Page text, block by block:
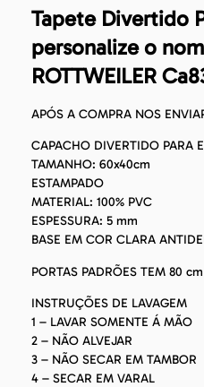
Tapete Divertido
personalize o
ROTTWEILER
APÓS A COMPRA NOS
CAPACHO DIVERTIDO PARA
TAMANHO: 60x40cm
ESTAMPADO
MATERIAL: 100% PVC
ESPESSURA: 5 mm
BASE EM COR CLARA
PORTAS PADRÕES TEM 80
INSTRUÇÕES DE LAVAGEM
1 – LAVAR SOMENTE Á MÃO
2 – NÃO ALVEJAR
3 – NÃO SECAR EM TAMBOR
4 – SECAR EM VARAL